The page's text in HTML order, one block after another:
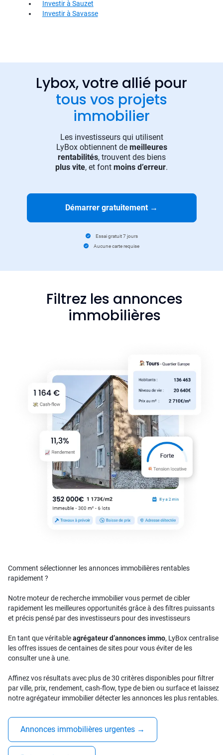
Investir à Sauzet
Investir à Savasse
Lybox, votre allié pour
tous vos projets
immobilier
Les investisseurs qui utilisent
LyBox obtiennent de meilleures
rentabilités, trouvent des biens
plus vite, et font moins d’erreur.
Démarrer gratuitement →
Essai gratuit 7 jours
Aucune carte requise
Filtrez les annonces
immobilières
Comment sélectionner les annonces immobilières rentables
rapidement ?
Notre moteur de recherche immobilier vous permet de cibler
rapidement les meilleures opportunités grâce à des filtres puissants
et précis pensé par des investisseurs pour des investisseurs
En tant que véritableagrégateur d’annonces immo, LyBox centralise
les offres issues de centaines de sites pour vous éviter de les
consulter une à une.
Affinez vos résultats avec plus de 30 critères disponibles pour filtrer
par ville, prix, rendement, cash-flow, type de bien ou surface et laissez
notre agrégateur immobilier détecter les annonces les plus rentables.
Annonces immobilières urgentes →